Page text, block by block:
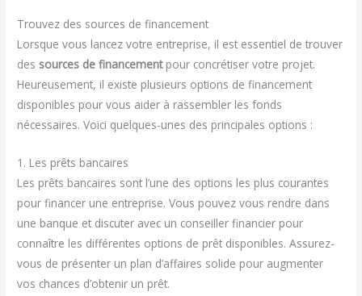
Trouvez des sources de financement
Lorsque vous lancez votre entreprise, il est essentiel de trouver
des sources de financementpour concrétiser votre projet.
Heureusement, il existe plusieurs options de financement
disponibles pour vous aider à rassembler les fonds
nécessaires. Voici quelques-unes des principales options :
1. Les prêts bancaires
Les prêts bancaires sont l’une des options les plus courantes
pour financer une entreprise. Vous pouvez vous rendre dans
une banque et discuter avec un conseiller financier pour
connaître les différentes options de prêt disponibles. Assurez-
vous de présenter un plan d’affaires solide pour augmenter
vos chances d’obtenir un prêt.